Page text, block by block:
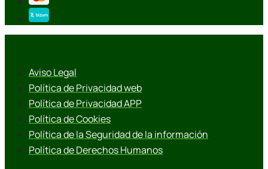
Aviso Legal
Política de Privacidad web
Política de Privacidad APP
Política de Cookies
Política de la Seguridad de la información
Política de Derechos Humanos